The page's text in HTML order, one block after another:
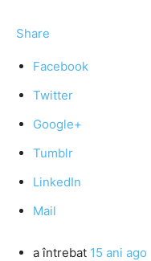
Share
Facebook
Twitter
Google+
Tumblr
LinkedIn
Mail
a întrebat 15 ani ago